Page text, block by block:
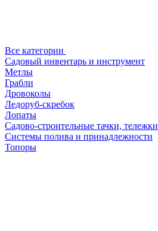
Все категории
Садовый инвентарь и инструмент
Метлы
Грабли
Дровоколы
Ледоруб-скребок
Лопаты
Садово-строительные тачки, тележки
Системы полива и принадлежности
Топоры